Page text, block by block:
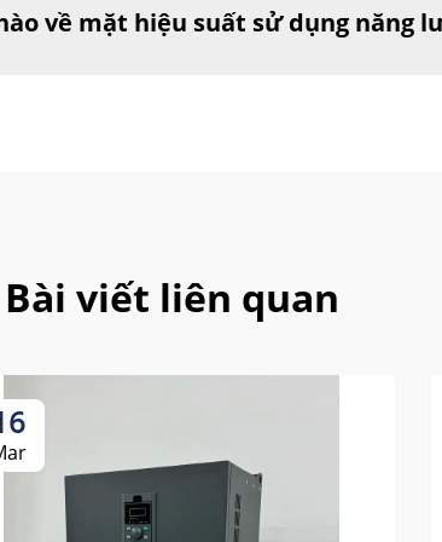
về mặt hiệu suất sử dụng năng
Bài viết liên quan